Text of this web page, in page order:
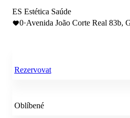
ES Estética Saúde
0·Avenida João Corte Real 83b,
Rezervovat
Oblíbené